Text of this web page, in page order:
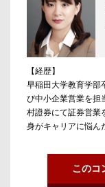
【経歴】
早稲田大学教育学部
び中小企業営業を担
村證券にて証券営業
身がキャリアに悩ん
し、企業を人材面
このコ